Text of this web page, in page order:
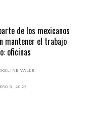
de los mexicanos
mantener el trabajo
oficinas
VALLE
3, 2023